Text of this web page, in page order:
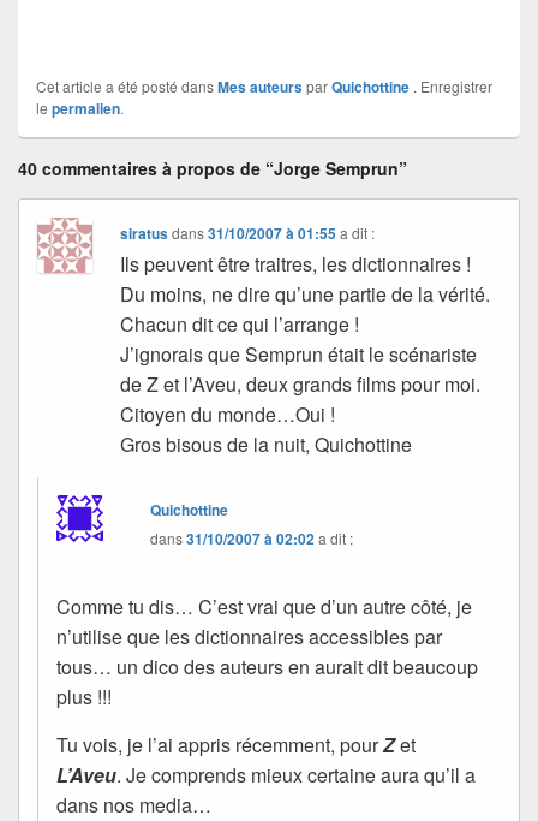
Cet article a été posté dansMes auteursparQuichottine . Enregistrer
le permalien.
40 commentaires à propos de “Jorge Semprun”
siratusdans31/10/2007 à 01:55 a dit :
Ils peuvent être traitres, les dictionnaires !
Du moins, ne dire qu’une partie de la vérité.
Chacun dit ce qui l’arrange !
J’ignorais que Semprun était le scénariste
de Z et l’Aveu, deux grands films pour moi.
Citoyen du monde…Oui !
Gros bisous de la nuit, Quichottine
Quichottine
dans31/10/2007 à 02:02a dit :
Comme tu dis… C’est vrai que d’un autre côté, je
n’utilise que les dictionnaires accessibles par
tous… un dico des auteurs en aurait dit beaucoup
plus !!!
Tu vois, je l’ai appris récemment, pourZet
L’Aveu. Je comprends mieux certaine aura qu’il a
dans nos media…